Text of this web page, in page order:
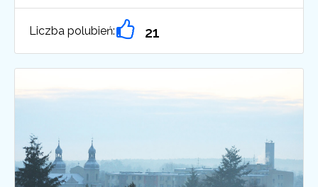
Liczba polubień: 21